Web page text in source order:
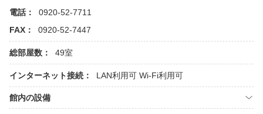
電話：
0920-52-7711
FAX：
0920-52-7447
総部屋数： 49室
インターネット接続： LAN利用可 Wi-Fi利用可
館内の設備